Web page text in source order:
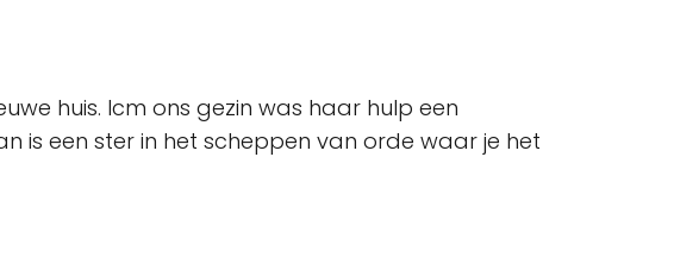
huis. Icm ons gezin was haar hulp een
is een ster in het scheppen van orde waar je het